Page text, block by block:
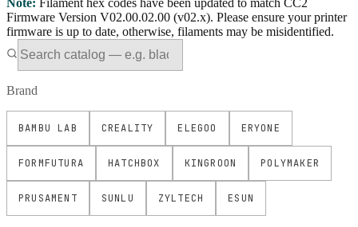
Firmware Version V02.00.02.00 (v02.x). Please ensure your printer
firmware is up to date, otherwise, filaments may be misidentified.
Brand
BAMBU LAB CREALITY ELEGOO ERYONE
FORMFUTURA HATCHBOX KINGROON POLYMAKER
PRUSAMENT SUNLU ZYLTECH ESUN